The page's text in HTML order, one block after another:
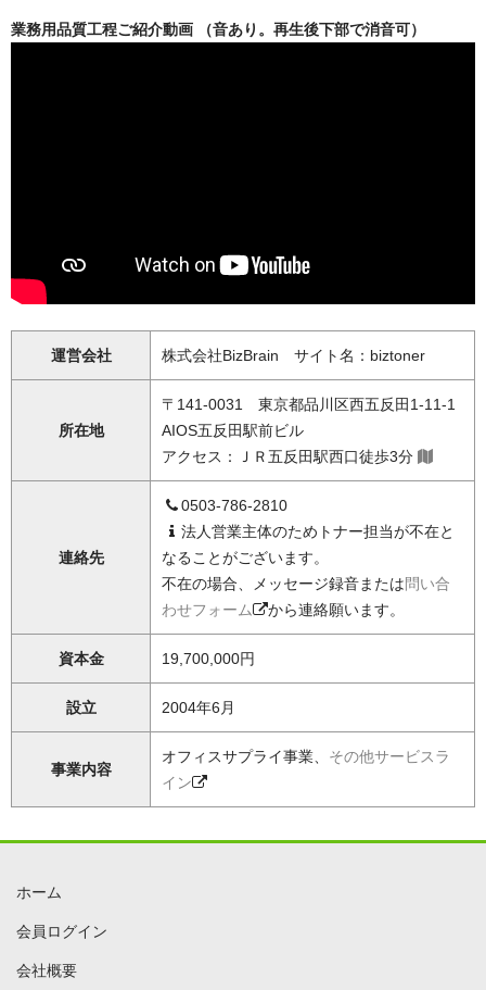
業務用品質工程ご紹介動画 （音あり。再生後下部で消音可）
運営会社 株式会社BizBrain サイト名：biztoner
所在地
〒141-0031 東京都品川区西五反田1-11-1
AIOS五反田駅前ビル
アクセス：ＪＲ五反田駅西口徒歩3分
連絡先
0503-786-2810
法人営業主体のためトナー担当が不在と
なることがございます。
不在の場合、メッセージ録音または問い合
わせフォーム
から連絡願います。
資本金 19,700,000円
設立 2004年6月
事業内容
オフィスサプライ事業、 その他サービスラ
イン
ホーム
会員ログイン
会社概要